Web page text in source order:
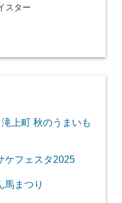
スター
上町 秋のうまいも
フェスタ2025
まつり